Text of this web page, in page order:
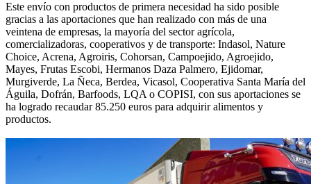
Este envío con productos de primera necesidad ha sido posible
gracias a las aportaciones que han realizado con más de una
veintena de empresas, la mayoría del sector agrícola,
comercializadoras, cooperativos y de transporte: Indasol, Nature
Choice, Acrena, Agroiris, Cohorsan, Campoejido, Agroejido,
Mayes, Frutas Escobi, Hermanos Daza Palmero, Ejidomar,
Murgiverde, La Ñeca, Berdea, Vicasol, Cooperativa Santa María del
Águila, Dofrán, Barfoods, LQA o COPISI, con sus aportaciones se
ha logrado recaudar 85.250 euros para adquirir alimentos y
productos.